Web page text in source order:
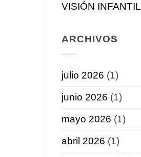
VISIÓN INFANTIL
ARCHIVOS
julio 2026 (1)
junio 2026 (1)
mayo 2026 (1)
abril 2026 (1)